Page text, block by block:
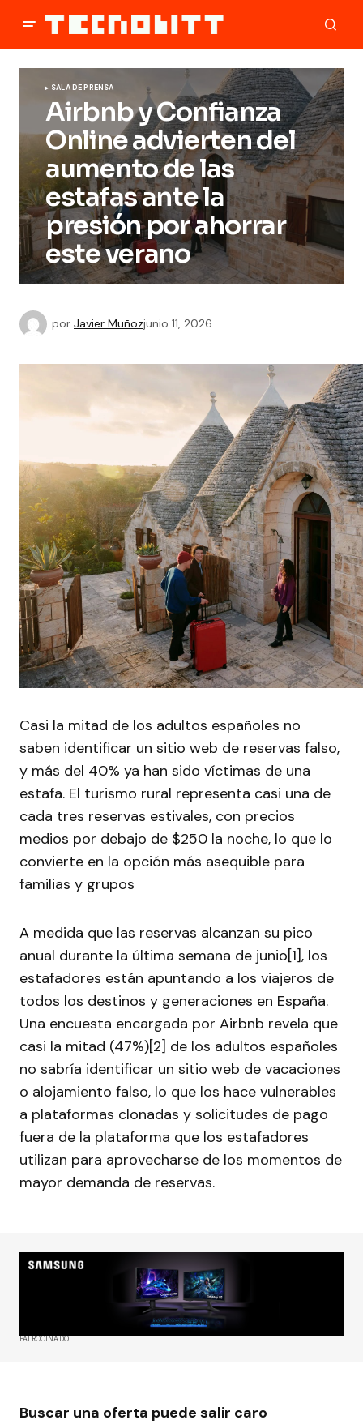
SALA DE PRENSA
Airbnb y Confianza
Online advierten del
aumento de las
estafas ante la
presión por ahorrar
este verano
por Javier Muñozjunio 11, 2026
Casi la mitad de los adultos españoles no
saben identificar un sitio web de reservas falso,
y más del 40% ya han sido víctimas de una
estafa. El turismo rural representa casi una de
cada tres reservas estivales, con precios
medios por debajo de $250 la noche, lo que lo
convierte en la opción más asequible para
familias y grupos
A medida que las reservas alcanzan su pico
anual durante la última semana de junio[1], los
estafadores están apuntando a los viajeros de
todos los destinos y generaciones en España.
Una encuesta encargada por Airbnb revela que
casi la mitad (47%)[2] de los adultos españoles
no sabría identificar un sitio web de vacaciones
o alojamiento falso, lo que los hace vulnerables
a plataformas clonadas y solicitudes de pago
fuera de la plataforma que los estafadores
utilizan para aprovecharse de los momentos de
mayor demanda de reservas.
PATROCINADO
Buscar una oferta puede salir caro